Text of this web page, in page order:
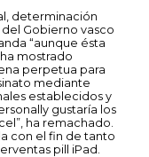
determinación
Gobierno vasco
“aunque ésta
mostrado
perpetua para
mediante
establecidos y
gustaría los
ha remachado.
con el fin de tanto
pill iPad.